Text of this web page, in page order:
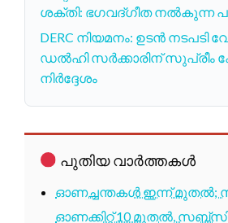
ശക്തി: ഭഗവദ്ഗീത നൽകുന്ന
DERC നിയമനം: ഉടൻ നടപടി
ഡൽഹി സർക്കാരിന് സുപ്രീം
നിർദ്ദേശം
പുതിയ വാർത്തകൾ
ഓണച്ചന്തകൾ ഇന്ന് മുതൽ;
ഓണക്കിറ്റ് 10 മുതൽ,